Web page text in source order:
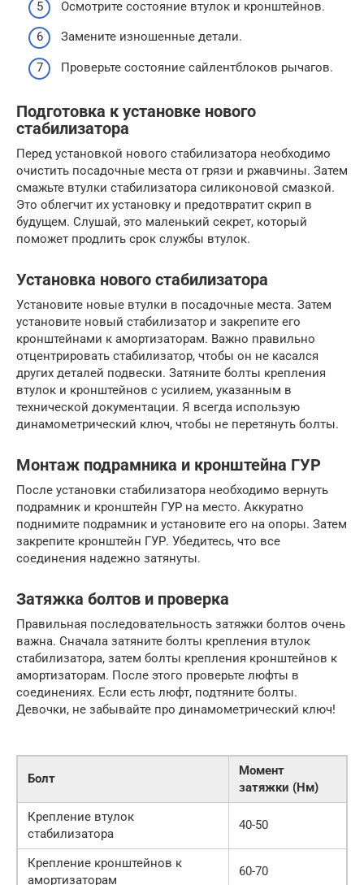
Осмотрите состояние втулок и кронштейнов.
Замените изношенные детали.
Проверьте состояние сайлентблоков рычагов.
Подготовка к установке нового
стабилизатора
Перед установкой нового стабилизатора необходимо
очистить посадочные места от грязи и ржавчины. Затем
смажьте втулки стабилизатора силиконовой смазкой.
Это облегчит их установку и предотвратит скрип в
будущем. Слушай, это маленький секрет, который
поможет продлить срок службы втулок.
Установка нового стабилизатора
Установите новые втулки в посадочные места. Затем
установите новый стабилизатор и закрепите его
кронштейнами к амортизаторам. Важно правильно
отцентрировать стабилизатор, чтобы он не касался
других деталей подвески. Затяните болты крепления
втулок и кронштейнов с усилием, указанным в
технической документации. Я всегда использую
динамометрический ключ, чтобы не перетянуть болты.
Монтаж подрамника и кронштейна ГУР
После установки стабилизатора необходимо вернуть
подрамник и кронштейн ГУР на место. Аккуратно
поднимите подрамник и установите его на опоры. Затем
закрепите кронштейн ГУР. Убедитесь, что все
соединения надежно затянуты.
Затяжка болтов и проверка
Правильная последовательность затяжки болтов очень
важна. Сначала затяните болты крепления втулок
стабилизатора, затем болты крепления кронштейнов к
амортизаторам. После этого проверьте люфты в
соединениях. Если есть люфт, подтяните болты.
Девочки, не забывайте про динамометрический ключ!
Болт
Момент
затяжки (Нм)
Крепление втулок
стабилизатора
40-50
Крепление кронштейнов к
амортизаторам
60-70